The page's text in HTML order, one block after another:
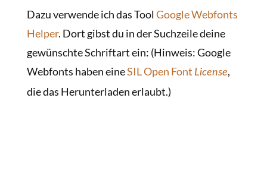
Dazu verwende ich das Tool Google Webfonts
Helper. Dort gibst du in der Suchzeile deine
gewünschte Schriftart ein: (Hinweis: Google
Webfonts haben eineSIL Open Font License,
die das Herunterladen erlaubt.)